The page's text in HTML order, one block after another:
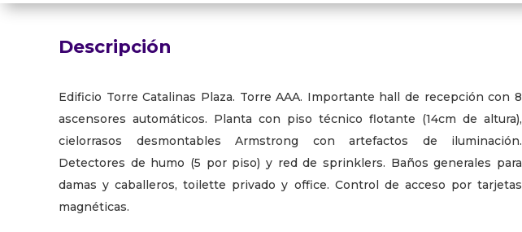
Descripción
Edificio Torre Catalinas Plaza. Torre AAA. Importante hall de recepción con 8
ascensores automáticos. Planta con piso técnico flotante (14cm de altura),
cielorrasos desmontables Armstrong con artefactos de iluminación.
Detectores de humo (5 por piso) y red de sprinklers. Baños generales para
damas y caballeros, toilette privado y office. Control de acceso por tarjetas
magnéticas.